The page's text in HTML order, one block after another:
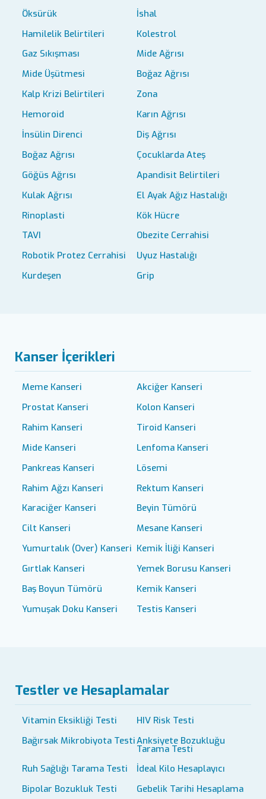
Öksürük
İshal
Hamilelik Belirtileri
Kolestrol
Gaz Sıkışması
Mide Ağrısı
Mide Üşütmesi
Boğaz Ağrısı
Kalp Krizi Belirtileri
Zona
Hemoroid
Karın Ağrısı
İnsülin Direnci
Diş Ağrısı
Boğaz Ağrısı
Çocuklarda Ateş
Göğüs Ağrısı
Apandisit Belirtileri
Kulak Ağrısı
El Ayak Ağız Hastalığı
Rinoplasti
Kök Hücre
TAVI
Obezite Cerrahisi
Robotik Protez Cerrahisi
Uyuz Hastalığı
Kurdeşen
Grip
Kanser İçerikleri
Meme Kanseri
Akciğer Kanseri
Prostat Kanseri
Kolon Kanseri
Rahim Kanseri
Tiroid Kanseri
Mide Kanseri
Lenfoma Kanseri
Pankreas Kanseri
Lösemi
Rahim Ağzı Kanseri
Rektum Kanseri
Karaciğer Kanseri
Beyin Tümörü
Cilt Kanseri
Mesane Kanseri
Yumurtalık (Over) Kanseri Kemik İliği Kanseri
Gırtlak Kanseri
Yemek Borusu Kanseri
Baş Boyun Tümörü
Kemik Kanseri
Yumuşak Doku Kanseri
Testis Kanseri
Testler ve Hesaplamalar
Vitamin Eksikliği Testi
HIV Risk Testi
Bağırsak Mikrobiyota TestiAnksiyete Bozukluğu
Tarama Testi
Ruh Sağlığı Tarama Testi
İdeal Kilo Hesaplayıcı
Bipolar Bozukluk Testi
Gebelik Tarihi Hesaplama